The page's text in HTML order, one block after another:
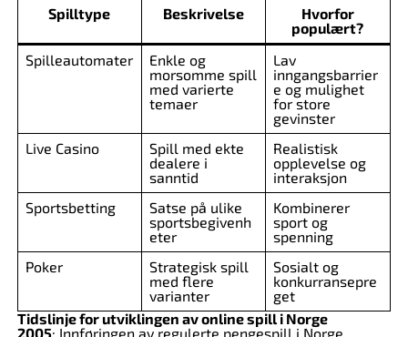
Spilltype
Beskrivelse
Hvorfor
populært?
Spilleautomater
Enkle og
morsomme spill
med varierte
temaer
Lav
inngangsbarrier
e og mulighet
for store
gevinster
Live Casino
Spill med ekte
dealere i
sanntid
Realistisk
opplevelse og
interaksjon
Sportsbetting
Satse på ulike
sportsbegivenh
eter
Kombinerer
sport og
spenning
Poker
Strategisk spill
med flere
varianter
Sosialt og
konkurransepre
get
Tidslinje for utviklingen av online spill i Norge
2005: Innføringen av regulerte pengespill i Norge.